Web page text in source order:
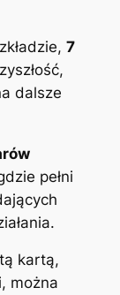
7
dalsze
pełni
kartą,
można